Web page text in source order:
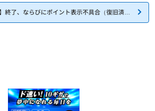
終了、ならびにポイント表示不具合（復旧済